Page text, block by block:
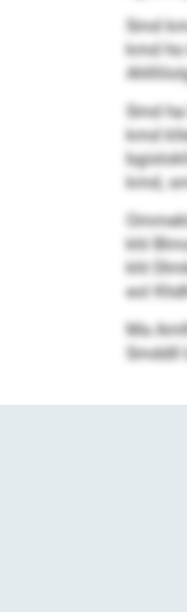
Smd
kmd
Smd
kmd
kmd,
khl
khl
eol
Ma
Smddll